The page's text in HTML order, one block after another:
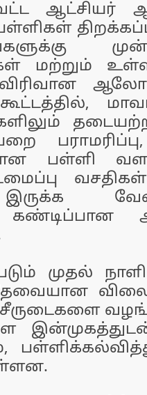
மற்றும்
தடையற்ற
பள்ளி
இருக்க
கண்டிப்பான
முதல்